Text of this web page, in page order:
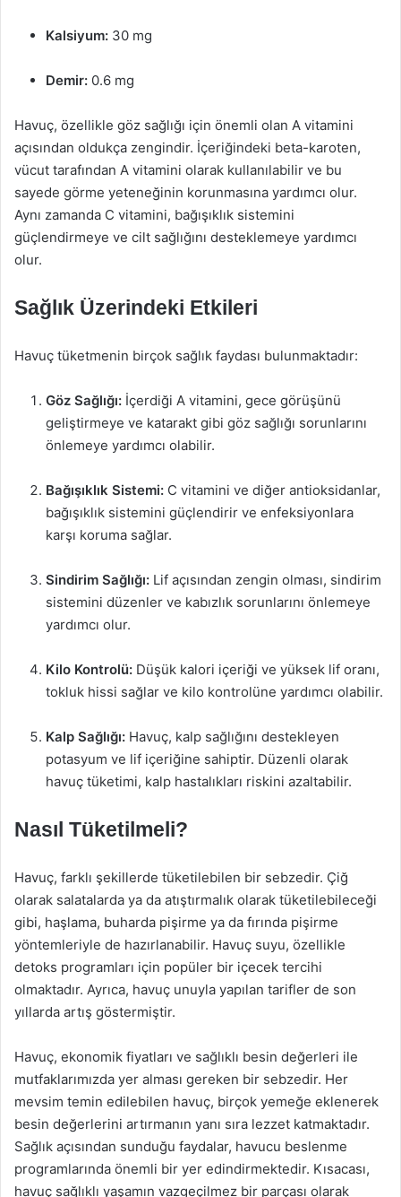
Kalsiyum: 30 mg
Demir: 0.6 mg
Havuç, özellikle göz sağlığı için önemli olan A vitamini
açısından oldukça zengindir. İçeriğindeki beta-karoten,
vücut tarafından A vitamini olarak kullanılabilir ve bu
sayede görme yeteneğinin korunmasına yardımcı olur.
Aynı zamanda C vitamini, bağışıklık sistemini
güçlendirmeye ve cilt sağlığını desteklemeye yardımcı
olur.
Sağlık Üzerindeki Etkileri
Havuç tüketmenin birçok sağlık faydası bulunmaktadır:
Göz Sağlığı: İçerdiği A vitamini, gece görüşünü
geliştirmeye ve katarakt gibi göz sağlığı sorunlarını
önlemeye yardımcı olabilir.
Bağışıklık Sistemi: C vitamini ve diğer antioksidanlar,
bağışıklık sistemini güçlendirir ve enfeksiyonlara
karşı koruma sağlar.
Sindirim Sağlığı: Lif açısından zengin olması, sindirim
sistemini düzenler ve kabızlık sorunlarını önlemeye
yardımcı olur.
Kilo Kontrolü: Düşük kalori içeriği ve yüksek lif oranı,
tokluk hissi sağlar ve kilo kontrolüne yardımcı olabilir.
Kalp Sağlığı: Havuç, kalp sağlığını destekleyen
potasyum ve lif içeriğine sahiptir. Düzenli olarak
havuç tüketimi, kalp hastalıkları riskini azaltabilir.
Nasıl Tüketilmeli?
Havuç, farklı şekillerde tüketilebilen bir sebzedir. Çiğ
olarak salatalarda ya da atıştırmalık olarak tüketilebileceği
gibi, haşlama, buharda pişirme ya da fırında pişirme
yöntemleriyle de hazırlanabilir. Havuç suyu, özellikle
detoks programları için popüler bir içecek tercihi
olmaktadır. Ayrıca, havuç unuyla yapılan tarifler de son
yıllarda artış göstermiştir.
Havuç, ekonomik fiyatları ve sağlıklı besin değerleri ile
mutfaklarımızda yer alması gereken bir sebzedir. Her
mevsim temin edilebilen havuç, birçok yemeğe eklenerek
besin değerlerini artırmanın yanı sıra lezzet katmaktadır.
Sağlık açısından sunduğu faydalar, havucu beslenme
programlarında önemli bir yer edindirmektedir. Kısacası,
havuç sağlıklı yaşamın vazgeçilmez bir parçası olarak